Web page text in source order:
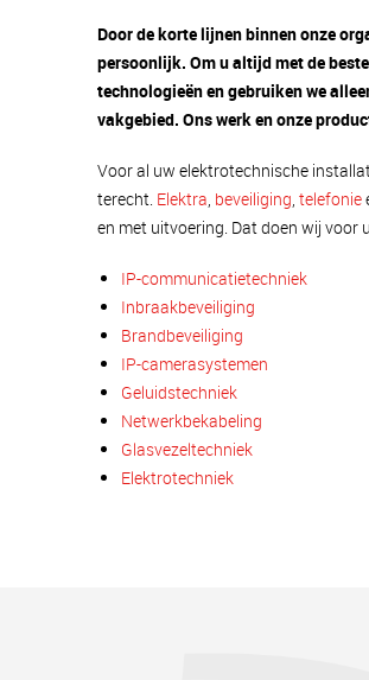
Door de korte lijnen binnen onze
persoonlijk. Om u altijd met de
technologieën en gebruiken we
vakgebied. Ons werk en onze
Voor al uw elektrotechnische
terecht. Elektra, beveiliging, telefonie
en met uitvoering. Dat doen wij voor
IP-communicatietechniek
Inbraakbeveiliging
Brandbeveiliging
IP-camerasystemen
Geluidstechniek
Netwerkbekabeling
Glasvezeltechniek
Elektrotechniek